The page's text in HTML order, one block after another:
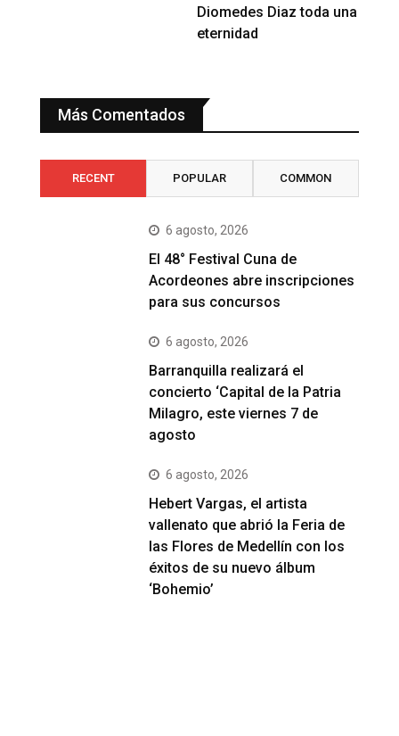
Diomedes Diaz toda una
eternidad
Más Comentados
RECENT POPULAR COMMON
6 agosto, 2026
El 48° Festival Cuna de
Acordeones abre inscripciones
para sus concursos
6 agosto, 2026
Barranquilla realizará el
concierto ‘Capital de la Patria
Milagro, este viernes 7 de
agosto
6 agosto, 2026
Hebert Vargas, el artista
vallenato que abrió la Feria de
las Flores de Medellín con los
éxitos de su nuevo álbum
‘Bohemio’